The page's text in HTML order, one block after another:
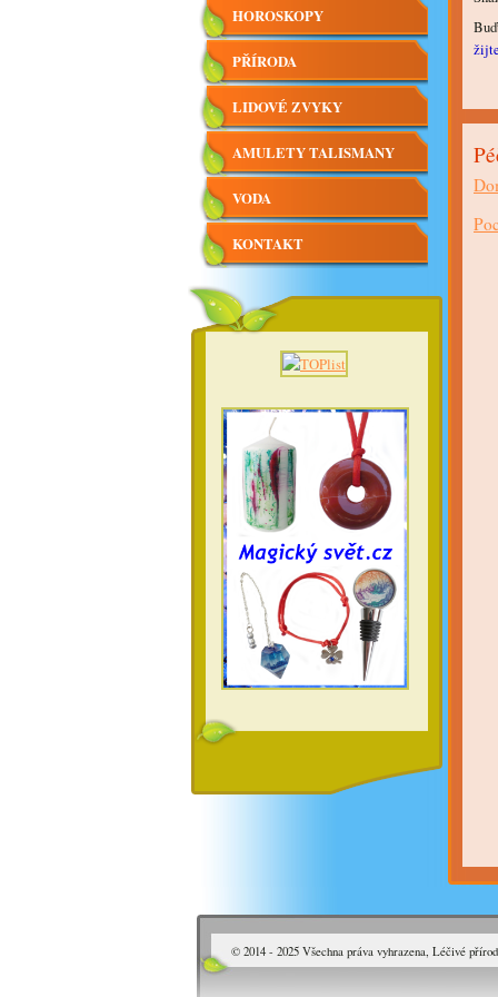
HOROSKOPY
PŘÍRODA
LIDOVÉ ZVYKY
AMULETY TALISMANY
VODA
KONTAKT
© 2014 - 2025 Všechna práva vyhrazena, Léčivé